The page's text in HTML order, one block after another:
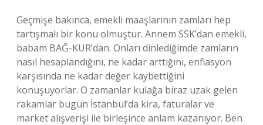
Geçmişe bakınca, emekli maaşlarının zamları hep
tartışmalı bir konu olmuştur. Annem SSK’dan emekli,
babam BAĞ-KUR’dan. Onları dinlediğimde zamların
nasıl hesaplandığını, ne kadar arttığını, enflasyon
karşısında ne kadar değer kaybettiğini
konuşuyorlar. O zamanlar kulağa biraz uzak gelen
rakamlar bugün İstanbul’da kira, faturalar ve
market alışverişi ile birleşince anlam kazanıyor. Ben